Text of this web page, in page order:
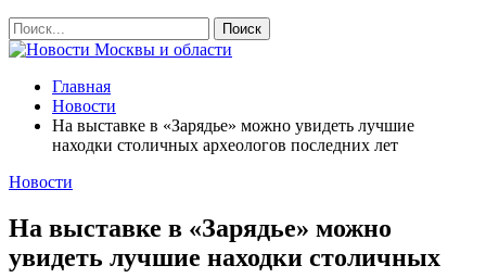
Главная
Новости
На выставке в «Зарядье» можно увидеть лучшие
находки столичных археологов последних лет
Новости
На выставке в «Зарядье» можно
увидеть лучшие находки столичных